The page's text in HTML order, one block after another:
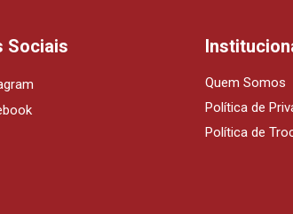
Sociais
Quem Somos
Política de
Política de